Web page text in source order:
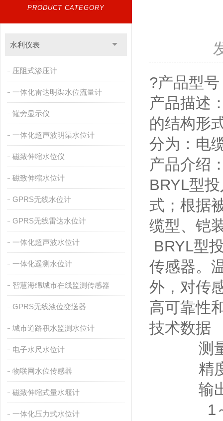
PRODUCT CATEGORY
水利仪表
压阻式渗压计
一体化雷达明渠水位流量计
罐旁显示仪
一体化超声波明渠水位计
磁致伸缩水位仪
磁致伸缩水位计
GPRS无线水位计
GPRS无线雷达水位计
一体化超声波水位计
一体化遥测水位计
智慧海绵城市在线监测传感器
GPRS无线液位变送器
城市道路积水监测水位计
电子水尺水位计
物联网水位传感器
磁致伸缩式量水堰计
一体化压力式水位计
?产品型
产品描述
的结构形
分为：电
产品介绍
BRYL型
式；根据
缆型、铠
BRYL型
传感器。
外，对传
高可靠性
技术数据
测量范
精度等
输出信
1～